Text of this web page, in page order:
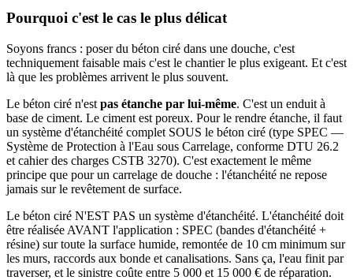
Pourquoi c'est le cas le plus délicat
Soyons francs : poser du béton ciré dans une douche, c'est
techniquement faisable mais c'est le chantier le plus exigeant. Et c'est
là que les problèmes arrivent le plus souvent.
Le béton ciré n'est pas étanche par lui-même. C'est un enduit à
base de ciment. Le ciment est poreux. Pour le rendre étanche, il faut
un système d'étanchéité complet SOUS le béton ciré (type SPEC —
Système de Protection à l'Eau sous Carrelage, conforme DTU 26.2
et cahier des charges CSTB 3270). C'est exactement le même
principe que pour un carrelage de douche : l'étanchéité ne repose
jamais sur le revêtement de surface.
Le béton ciré N'EST PAS un système d'étanchéité. L'étanchéité doit
être réalisée AVANT l'application : SPEC (bandes d'étanchéité +
résine) sur toute la surface humide, remontée de 10 cm minimum sur
les murs, raccords aux bonde et canalisations. Sans ça, l'eau finit par
traverser, et le sinistre coûte entre 5 000 et 15 000 € de réparation.